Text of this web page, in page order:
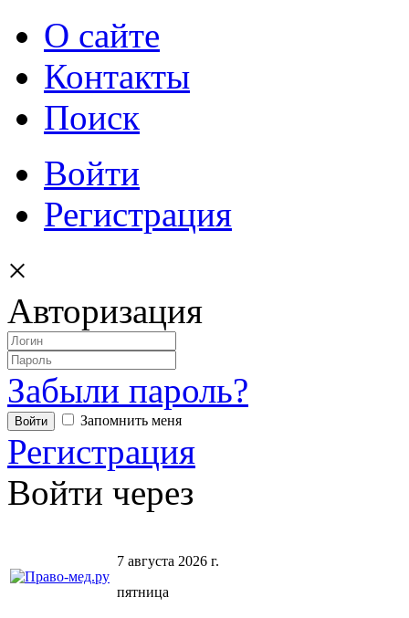
О сайте
Контакты
Поиск
Войти
Регистрация
×
Авторизация
Забыли пароль?
Запомнить меня
Регистрация
Войти через
7 августа 2026 г.
пятница